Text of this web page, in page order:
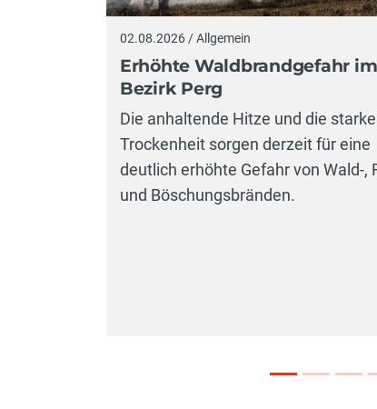
02.08.2026 / Allgemein
Erhöhte Waldbrandgefahr im
Bezirk Perg
Die anhaltende Hitze und die starke
Trockenheit sorgen derzeit für eine
deutlich erhöhte Gefahr von Wald-,
und Böschungsbränden.